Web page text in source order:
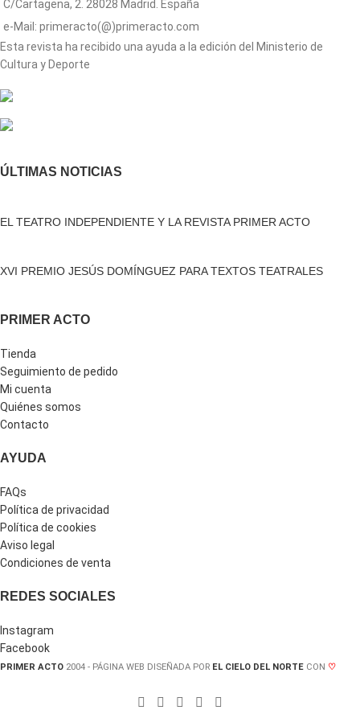
C/Cartagena, 2. 28028 Madrid. España
e-Mail: primeracto(@)primeracto.com
Esta revista ha recibido una ayuda a la edición del Ministerio de
Cultura y Deporte
ÚLTIMAS NOTICIAS
EL TEATRO INDEPENDIENTE Y LA REVISTA PRIMER ACTO
XVI PREMIO JESÚS DOMÍNGUEZ PARA TEXTOS TEATRALES
PRIMER ACTO
Tienda
Seguimiento de pedido
Mi cuenta
Quiénes somos
Contacto
AYUDA
FAQs
Política de privacidad
Política de cookies
Aviso legal
Condiciones de venta
REDES SOCIALES
Instagram
Facebook
PRIMER ACTO 2004 - PÁGINA WEB DISEÑADA POR EL CIELO DEL NORTE CON ♡